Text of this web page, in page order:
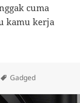
cuma
kamu kerja
Tags
Gadged